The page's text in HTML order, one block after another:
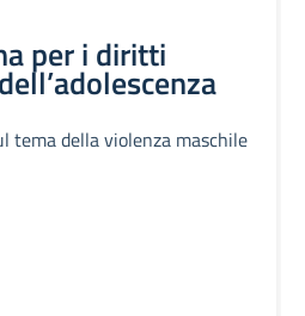
per i diritti
tema della violenza maschile